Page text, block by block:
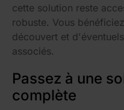
cette solution reste
robuste. Vous
découvert et
associés.
Passez à une
complète